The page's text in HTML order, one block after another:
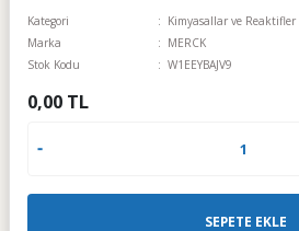
Kategori
Kimyasallar ve Reaktifler
Marka
MERCK
Stok Kodu
W1EEYBAJV9
0,00 TL
SEPETE EKLE